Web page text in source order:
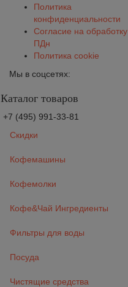
Политика
конфиденциальности
Согласие на обработку
ПДн
Политика cookie
Мы в соцсетях:
Каталог товаров
+7 (495) 991-33-81
Скидки
Кофемашины
Кофемолки
Кофе&Чай Ингредиенты
Фильтры для воды
Посуда
Чистящие средства